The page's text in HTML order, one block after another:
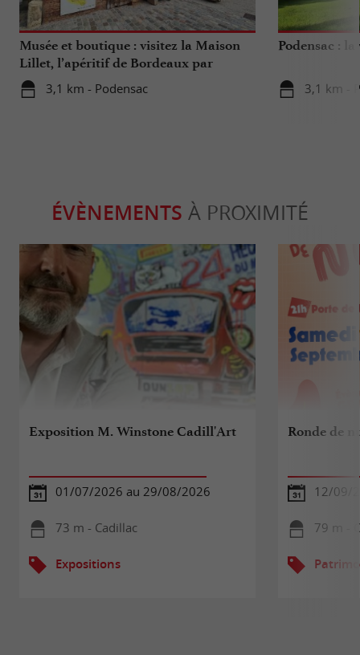
Musée et boutique : visitez la Maison
Lillet, l’apéritif de Bordeaux par
excellence
3,1 km - Podensac
Podensac :
3,1 km -
ÉVÈNEMENTS À PROXIMITÉ
Exposition M. Winstone Cadill'Art
01/07/2026 au 29/08/2026
73 m - Cadillac
Expositions
Ronde de
12/09/
79 m -